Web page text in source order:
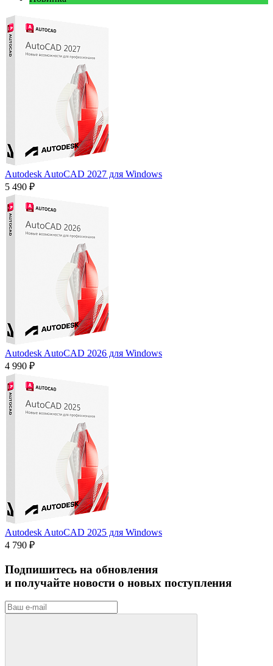
Autodesk AutoCAD 2027 для Windows
5 490 ₽
Autodesk AutoCAD 2026 для Windows
4 990 ₽
Autodesk AutoCAD 2025 для Windows
4 790 ₽
Подпишитесь на обновления
и получайте новости о новых поступления